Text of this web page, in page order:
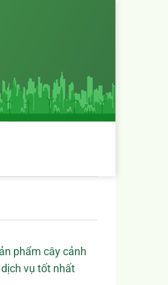
phẩm cây cảnh
vụ tốt nhất